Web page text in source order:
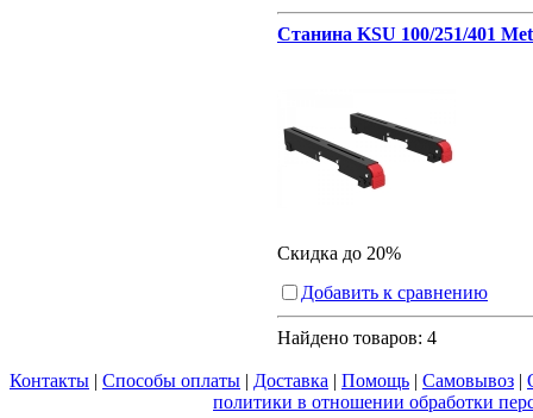
Станина KSU 100/251/401
Скидка до 20%
Добавить к сравнению
Найдено товаров: 4
Контакты | Способы оплаты | Доставка | Помощь | Самовывоз |
политики в отношении обработки